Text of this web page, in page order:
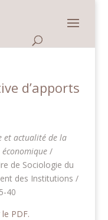
d’apports
et actualité de la
/
de Sociologie du
des Institutions /
40
PDF.